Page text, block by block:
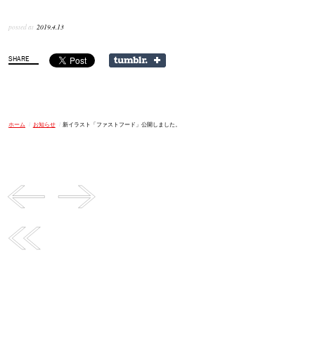
posted at 2019.4.13
ホーム / お知らせ / 新イラスト「ファストフード」公開しました。